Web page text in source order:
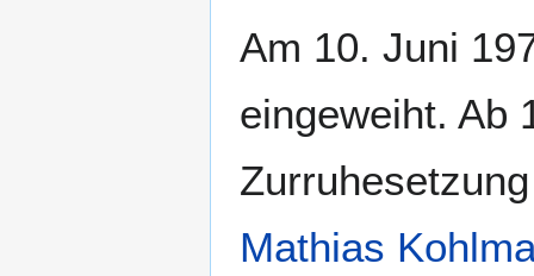
Am 10. Juni
eingeweiht. Ab
Mathias